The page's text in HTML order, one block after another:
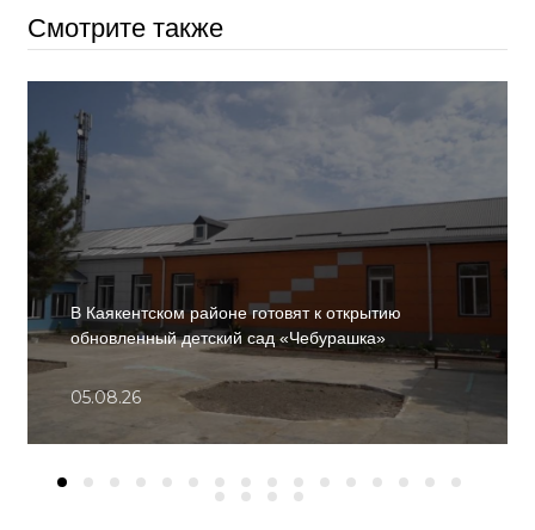
Смотрите также
В Каякентском районе готовят к открытию
обновленный детский сад «Чебурашка»
05.08.26